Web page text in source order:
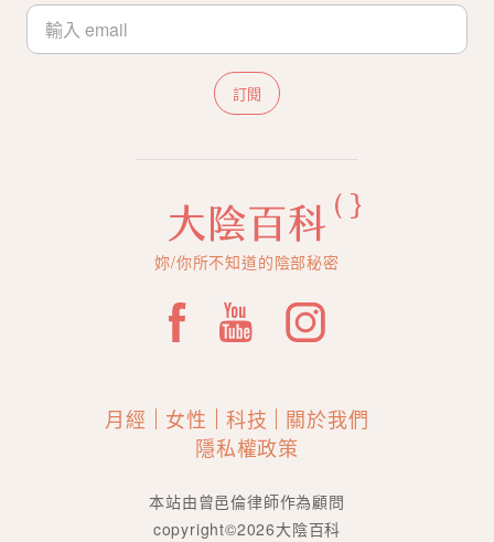
訂閱
妳/你所不知道的陰部秘密
月經 女性 科技
關於我們
隱私權政策
本站由曾邑倫律師作為顧問
copyright©2026大陰百科